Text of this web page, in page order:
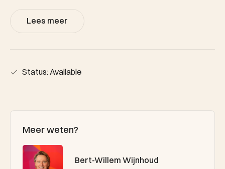
Lees meer
Status: Available
Meer weten?
Bert-Willem Wijnhoud